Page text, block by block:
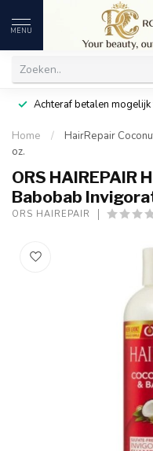
MENU
Achteraf betalen mogelijk
Home /
HairRepair
oz.
ORS HAIREPAIR
Babobab
ORS HAIREPAIR